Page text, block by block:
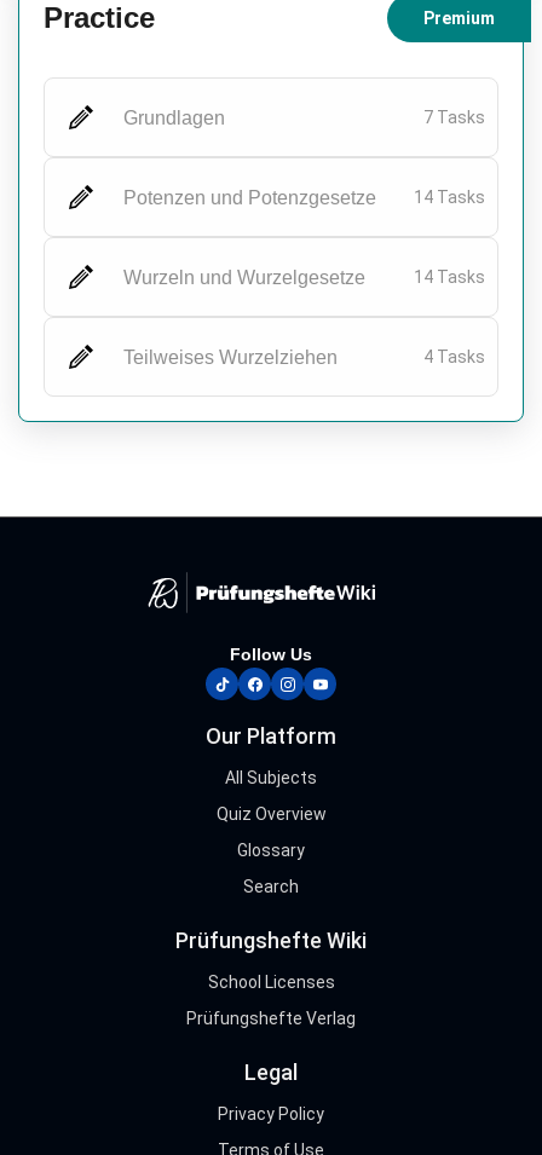
Practice Premium
Grundlagen 7 Tasks
Potenzen und Potenzgesetze 14 Tasks
Wurzeln und Wurzelgesetze 14 Tasks
Teilweises Wurzelziehen 4 Tasks
Follow Us
tiktokfacebook
instagram
youtube
Our Platform
All Subjects
Quiz Overview
Glossary
Search
Prüfungshefte Wiki
School Licenses
Prüfungshefte Verlag
Legal
Privacy Policy
Terms of Use